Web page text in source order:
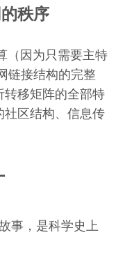
秩序
（因为只需要主特
链接结构的完整
移矩阵的全部特
区结构、信息传
事，是科学史上